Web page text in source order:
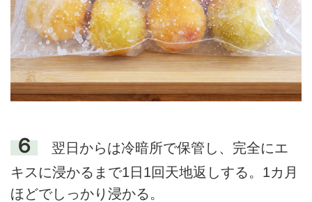
６
翌日からは冷暗所で保管し、完全にエ
キスに浸かるまで1日1回天地返しする。1カ月
ほどでしっかり浸かる。